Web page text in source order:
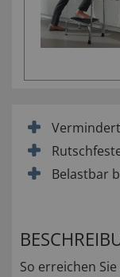
Belastbar
So erreichen